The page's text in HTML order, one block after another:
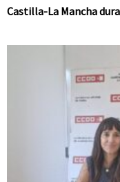
Castilla-La Mancha